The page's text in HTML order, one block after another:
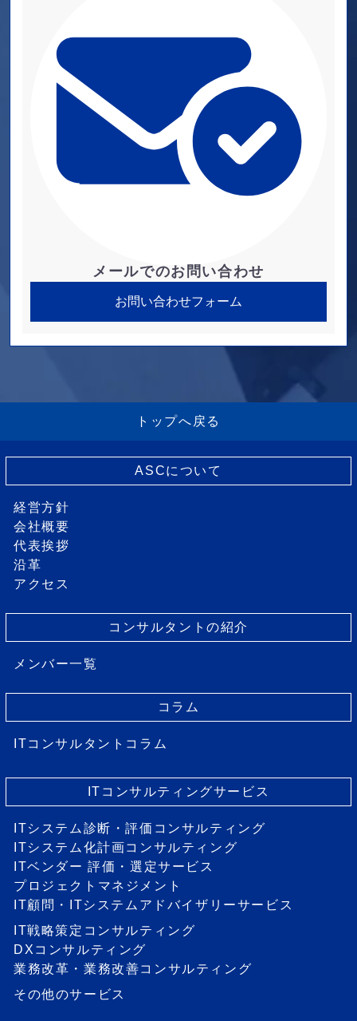
メールでのお問い合わせ
お問い合わせフォーム
トップへ戻る
ASCについて
経営方針
会社概要
代表挨拶
沿革
アクセス
コンサルタントの紹介
メンバー一覧
コラム
ITコンサルタントコラム
ITコンサルティングサービス
ITシステム診断・評価コンサルティング
ITシステム化計画コンサルティング
ITベンダー 評価・選定サービス
プロジェクトマネジメント
IT顧問・ITシステムアドバイザリーサービス
IT戦略策定コンサルティング
DXコンサルティング
業務改革・業務改善コンサルティング
その他のサービス